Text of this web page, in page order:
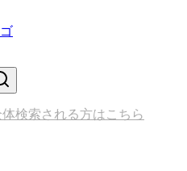
検索される方はこちら